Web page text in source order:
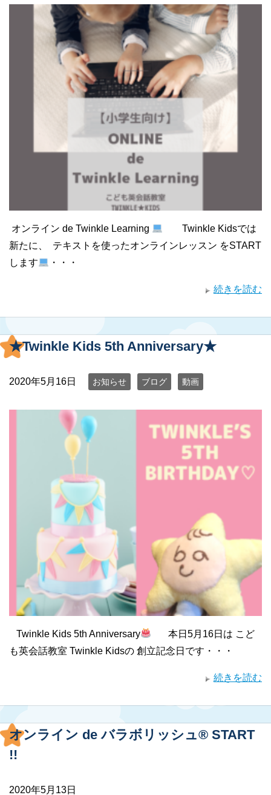
オンライン de Twinkle Learning
Twinkle Kidsでは
新たに、 テキストを使ったオンラインレッスン をSTART
します
・・・
続きを読む
★Twinkle Kids 5th Anniversary★
2020年5月16日 お知らせ ブログ 動画
Twinkle Kids 5th Anniversary
本日5月16日は こど
も英会話教室 Twinkle Kidsの 創立記念日です・・・
続きを読む
オンライン de バラボリッシュ® START
!!
2020年5月13日